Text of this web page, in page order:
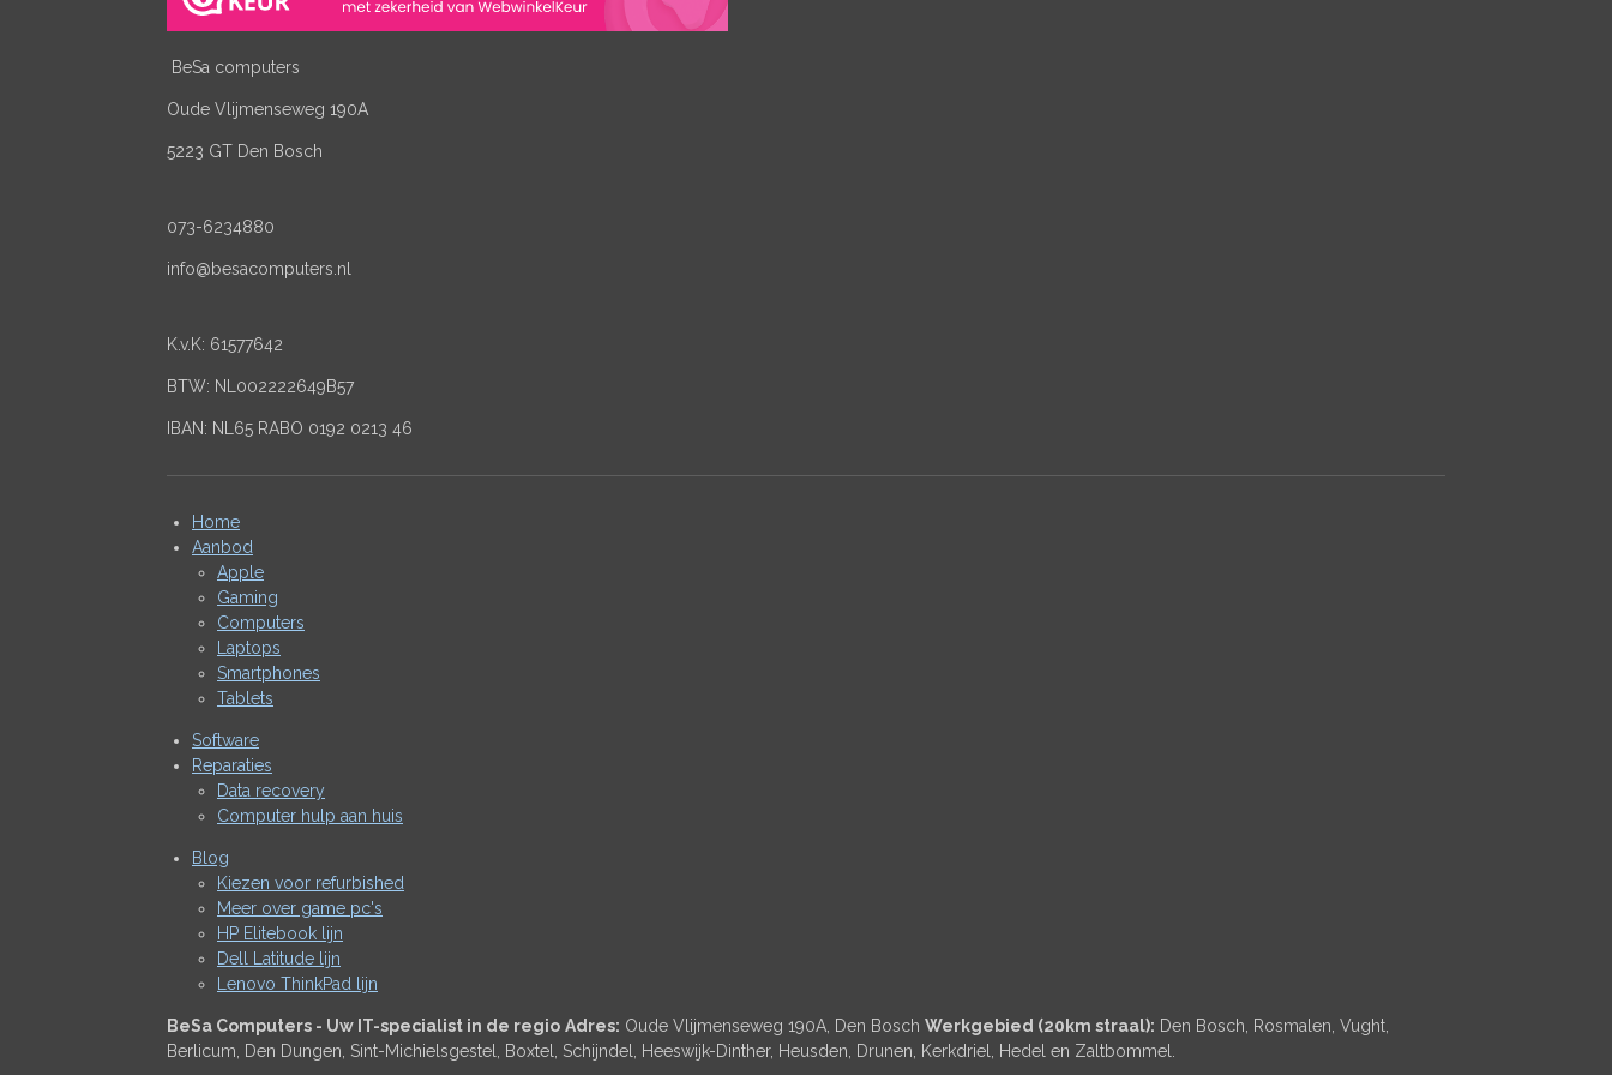
BeSa computers
Oude Vlijmenseweg 190A
5223 GT Den Bosch
073-6234880
info@besacomputers.nl
K.v.K: 61577642
BTW: NL002222649B57
IBAN: NL65 RABO 0192 0213 46
Home
Aanbod
Apple
Gaming
Computers
Laptops
Smartphones
Tablets
Software
Reparaties
Data recovery
Computer hulp aan huis
Blog
Kiezen voor refurbished
Meer over game pc's
HP Elitebook lijn
Dell Latitude lijn
Lenovo ThinkPad lijn
BeSa Computers - Uw IT-specialist in de regio Adres: Oude Vlijmenseweg 190A, Den Bosch Werkgebied (20km straal): Den Bosch, Rosmalen, Vught,
Berlicum, Den Dungen, Sint-Michielsgestel, Boxtel, Schijndel, Heeswijk-Dinther, Heusden, Drunen, Kerkdriel, Hedel en Zaltbommel.